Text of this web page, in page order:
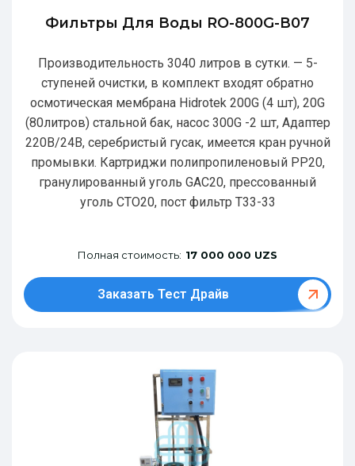
Фильтры Для Воды RO-800G-В07
Производительность 3040 литров в сутки. — 5-
ступеней очистки, в комплект входят обратно
осмотическая мембрана Hidrotek 200G (4 шт), 20G
(80литров) стальной бак, насос 300G -2 шт, Адаптер
220В/24В, серебристый гусак, имеется кран ручной
промывки. Картриджи полипропиленовый РР20,
гранулированный уголь GAC20, прессованный
уголь CTO20, пост фильтр T33-33
Полная стоимость: 17 000 000 UZS
Заказать Тест Драйв